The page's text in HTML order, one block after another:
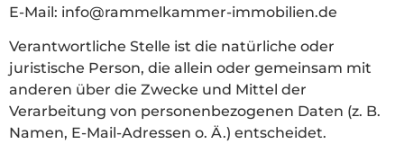
E-Mail: info@rammelkammer-immobilien.de
Verantwortliche Stelle ist die natürliche oder
juristische Person, die allein oder gemeinsam mit
anderen über die Zwecke und Mittel der
Verarbeitung von personenbezogenen Daten (z. B.
Namen, E-Mail-Adressen o. Ä.) entscheidet.